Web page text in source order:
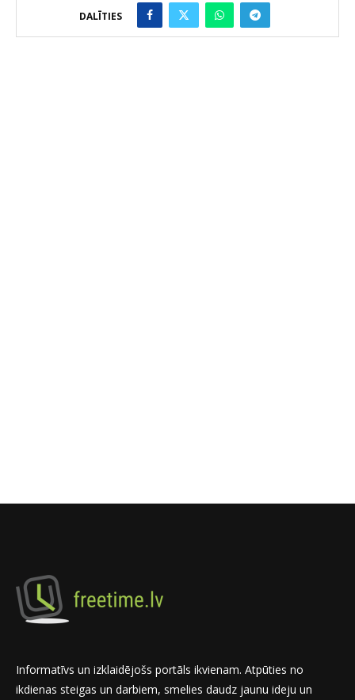
DALĪTIES
Informatīvs un izklaidējošs portāls ikvienam. Atpūties no
ikdienas steigas un darbiem, smelies daudz jaunu ideju un